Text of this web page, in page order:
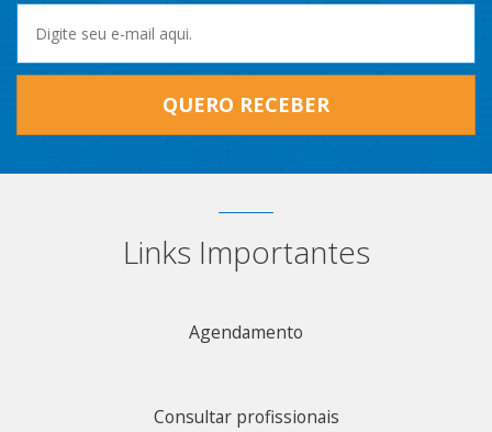
QUERO RECEBER
Links Importantes
Agendamento
Consultar profissionais